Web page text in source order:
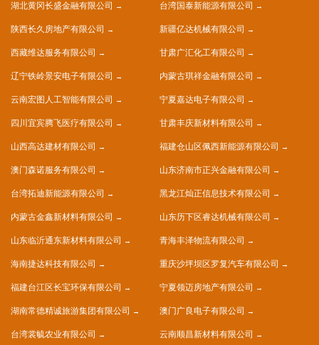
湖北黄冈长盛金融有限公司 台湾国泰新能源有限公司
陕西长久房地产有限公司 新疆亿达机械有限公司
西藏维达服务有限公司 甘肃广汇化工有限公司
辽宁铁岭景安电子有限公司 内蒙古琪祥金融有限公司
云南宏图人工智能有限公司 宁夏嘉达电子有限公司
四川宜宾腾飞医疗有限公司 甘肃丰庆新材料有限公司
山西高达建材有限公司 福建仓山区佩西新能源有限公司
澳门森诺服务有限公司 山东济南市正兴金融有限公司
台湾拓迪新能源有限公司 黑龙江灿正信息技术有限公司
内蒙古金鑫新材料有限公司 山东历下区睿达机械有限公司
山东临沂通东新材料有限公司 青海丰泽物流有限公司
海南捷达科技有限公司 重庆沙坪坝区罗复汽车有限公司
福建台江区长宝环保有限公司 宁夏领迈房地产有限公司
湖南常德精诚旅游集团有限公司 澳门广良电子有限公司
台湾裳毓农业有限公司 云南顺昌新材料有限公司